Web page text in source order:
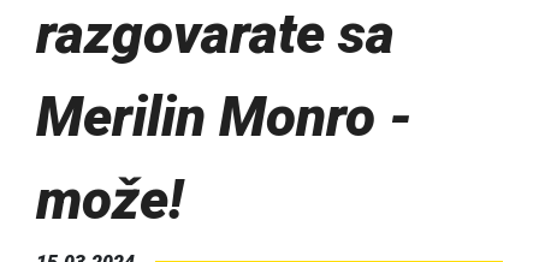
razgovarate sa
Merilin Monro -
može!